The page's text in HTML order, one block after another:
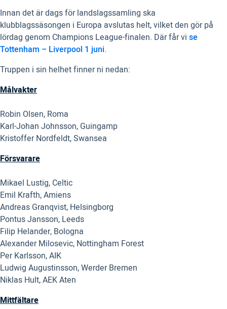
Innan det är dags för landslagssamling ska
klubblagssäsongen i Europa avslutas helt, vilket den gör på
lördag genom Champions League-finalen. Där får vi se
Tottenham – Liverpool 1 juni.
Truppen i sin helhet finner ni nedan:
Målvakter
Robin Olsen, Roma
Karl-Johan Johnsson, Guingamp
Kristoffer Nordfeldt, Swansea
Försvarare
Mikael Lustig, Celtic
Emil Krafth, Amiens
Andreas Granqvist, Helsingborg
Pontus Jansson, Leeds
Filip Helander, Bologna
Alexander Milosevic, Nottingham Forest
Per Karlsson, AIK
Ludwig Augustinsson, Werder Bremen
Niklas Hult, AEK Aten
Mittfältare